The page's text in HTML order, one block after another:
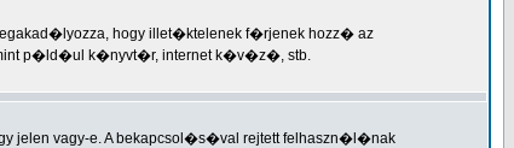
hogy illet�ktelenek f�rjenek hozz� az
p�ld�ul k�nyvt�r, internet k�v�z�, stb.
jelen vagy-e. A bekapcsol�s�val rejtett felhaszn�l�nak